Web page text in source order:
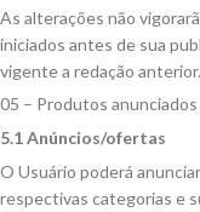
As alterações não
iniciados antes de sua
vigente a redação anterior.
05 – Produtos anunciados
5.1 Anúncios/ofertas
O Usuário poderá
respectivas categorias e